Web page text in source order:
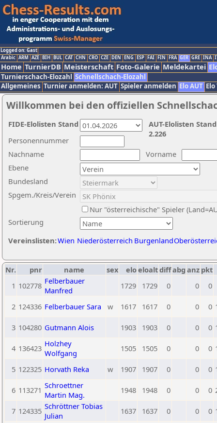
Logged on: Gast
Arabic ARM AZE BIH BUL CAT CHN CRO CZE DEN ENG ESP FAI FIN FRA GER GRE INA
Home TurnierDB Meisterschaft Foto-Galerie Meldekartei
Turnierschach-Elozahl Schnellschach-Elozahl
Allgemeines Turnier anmelden: AUT Spieler anmelden Elo AUT
Willkommen bei den offiziellen
Nachname
Vorname
Ebene
Sortierung
Personennummer
Bundesland
Spgem./Kreis/Verein
Nur "österreichische" Spieler
Vereinslisten:Wien Niederösterreich Burgenland
AUT-Elolisten
2.226
FIDE-Elolisten Stand
Nr. pnr name sex eloeloaltdiffabg anz pkt
1 102778 Felberbauer
Manfred
1729 1729 0 0 0
2 124336 Felberbauer Sara w 1617 1617 0 0 0
3 104280 Gutmann Alois 1903 1903 0 0 0
4 136423 Holzhey
Wolfgang
1505 1505 0 0 0
5 122325 Horvath Reka w 1907 1907 0 0 0
6 113271 Schroettner
Martin Mag.
1948 1948 0 0 0
7 124335 Schröttner Tobias
Julian
1637 1637 0 0 0